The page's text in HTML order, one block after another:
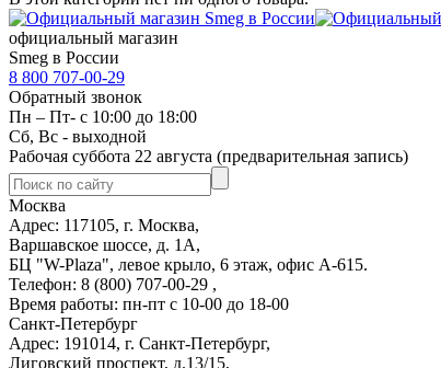
официальный магазин
Smeg в России
8 800 707-00-29
Обратный звонок
Пн – Пт- с 10:00 до 18:00
Сб, Вс - выходной
Рабочая суббота 22 августа (предварительная запись)
Москва
Адрес: 117105, г. Москва,
Варшавское шоссе, д. 1А,
БЦ "W-Plaza", левое крыло, 6 этаж, офис А-615.
Телефон: 8 (800) 707-00-29 ,
Время работы: пн-пт с 10-00 до 18-00
Санкт-Петербург
Адрес: 191014, г. Санкт-Петербург,
Лиговский проспект, д.13/15,